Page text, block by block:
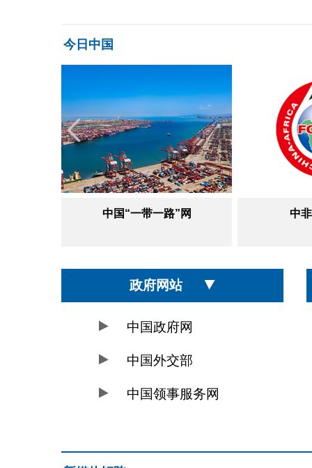
今日中国
中非合作论坛
政府网站
中国政府网
中国外交部
中国领事服务网